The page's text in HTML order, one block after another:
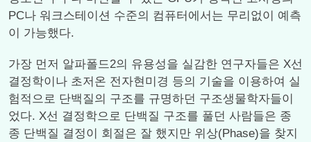
PC나 워크스테이션 수준의 컴퓨터에서는 무리없이 예측
이 가능했다.
가장 먼저 알파폴드2의 유용성을 실감한 연구자들은 X선
결정학이나 초저온 전자현미경 등의 기술을 이용하여 실
험적으로 단백질의 구조를 규명하던 구조생물학자들이
었다. X선 결정학으로 단백질 구조를 풀던 사람들은 종
종 단백질 결정이 회절은 잘 했지만 위상(Phase)을 찾지